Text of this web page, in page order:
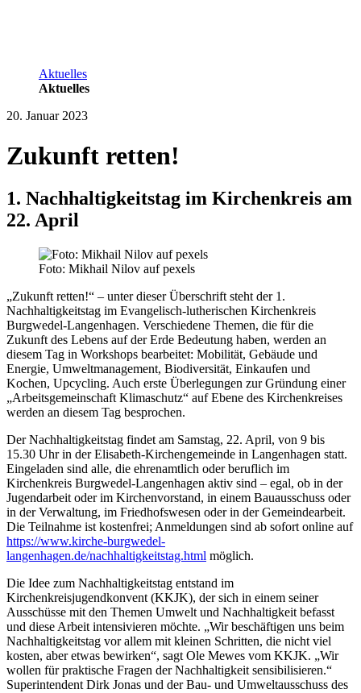
Aktuelles
Aktuelles
20. Januar 2023
Zukunft retten!
1. Nachhaltigkeitstag im Kirchenkreis am
22. April
Foto: Mikhail Nilov auf pexels
„Zukunft retten!“ – unter dieser Überschrift steht der 1.
Nachhaltigkeitstag im Evangelisch-lutherischen Kirchenkreis
Burgwedel-Langenhagen. Verschiedene Themen, die für die
Zukunft des Lebens auf der Erde Bedeutung haben, werden an
diesem Tag in Workshops bearbeitet: Mobilität, Gebäude und
Energie, Umweltmanagement, Biodiversität, Einkaufen und
Kochen, Upcycling. Auch erste Überlegungen zur Gründung einer
„Arbeitsgemeinschaft Klimaschutz“ auf Ebene des Kirchenkreises
werden an diesem Tag besprochen.
Der Nachhaltigkeitstag findet am Samstag, 22. April, von 9 bis
15.30 Uhr in der Elisabeth-Kirchengemeinde in Langenhagen statt.
Eingeladen sind alle, die ehrenamtlich oder beruflich im
Kirchenkreis Burgwedel-Langenhagen aktiv sind – egal, ob in der
Jugendarbeit oder im Kirchenvorstand, in einem Bauausschuss oder
in der Verwaltung, im Friedhofswesen oder in der Gemeindearbeit.
Die Teilnahme ist kostenfrei; Anmeldungen sind ab sofort online auf
https://www.kirche-burgwedel-
langenhagen.de/nachhaltigkeitstag.html möglich.
Die Idee zum Nachhaltigkeitstag entstand im
Kirchenkreisjugendkonvent (KKJK), der sich in einem seiner
Ausschüsse mit den Themen Umwelt und Nachhaltigkeit befasst
und diese Arbeit intensivieren möchte. „Wir beschäftigen uns beim
Nachhaltigkeitstag vor allem mit kleinen Schritten, die nicht viel
kosten, aber etwas bewirken“, sagt Ole Mewes vom KKJK. „Wir
wollen für praktische Fragen der Nachhaltigkeit sensibilisieren.“
Superintendent Dirk Jonas und der Bau- und Umweltausschuss des